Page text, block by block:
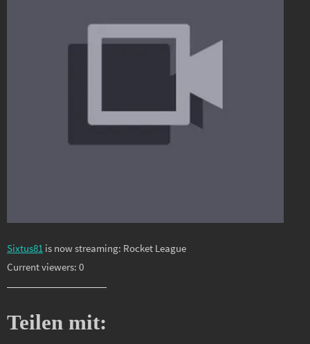
Sixtus81 is now streaming: Rocket League
Current viewers: 0
Teilen mit: